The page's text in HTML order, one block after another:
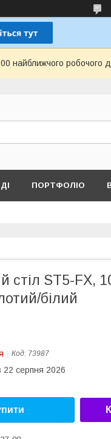
найближчого робочого
ПОРТФОЛІО
стіл ST5-FX,
білий
Код: 73987
22 серпня 2026